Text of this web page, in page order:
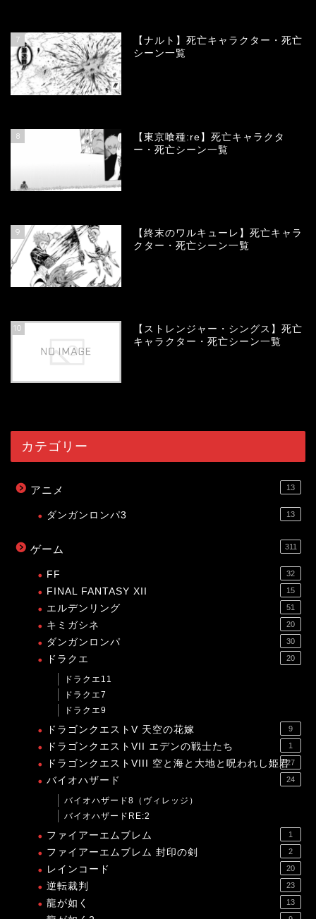
7
【ナルト】死亡キャラクター・死亡
シーン一覧
8
【東京喰種:re】死亡キャラクタ
ー・死亡シーン一覧
9
【終末のワルキューレ】死亡キャラ
クター・死亡シーン一覧
10
【ストレンジャー・シングス】死亡
キャラクター・死亡シーン一覧
カテゴリー
アニメ 13
ダンガンロンパ3 13
ゲーム 311
FF 32
FINAL FANTASY XII 15
エルデンリング 51
キミガシネ 20
ダンガンロンパ 30
ドラクエ 20
ドラクエ11
ドラクエ7
ドラクエ9
ドラゴンクエストV 天空の花嫁 9
ドラゴンクエストVII エデンの戦士たち 1
ドラゴンクエストVIII 空と海と大地と呪われし姫君27
バイオハザード 24
バイオハザード8（ヴィレッジ）
バイオハザードRE:2
ファイアーエムブレム 1
ファイアーエムブレム 封印の剣 2
レインコード 20
逆転裁判 23
龍が如く 13